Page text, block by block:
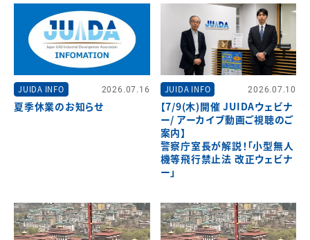
JUIDA INFO 2026.07.16
夏季休業のお知らせ
JUIDA INFO 2026.07.10
【7/9(木)開催 JUIDAウェビナ
ー/ アーカイブ動画ご視聴のご
案内】
警察庁室長が解説！「小型無人
機等飛行禁止法 改正ウェビナ
ー」